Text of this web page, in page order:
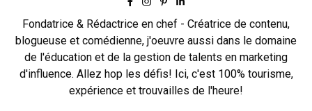
Fondatrice & Rédactrice en chef - Créatrice de contenu,
blogueuse et comédienne, j'oeuvre aussi dans le domaine
de l'éducation et de la gestion de talents en marketing
d'influence. Allez hop les défis! Ici, c'est 100% tourisme,
expérience et trouvailles de l'heure!